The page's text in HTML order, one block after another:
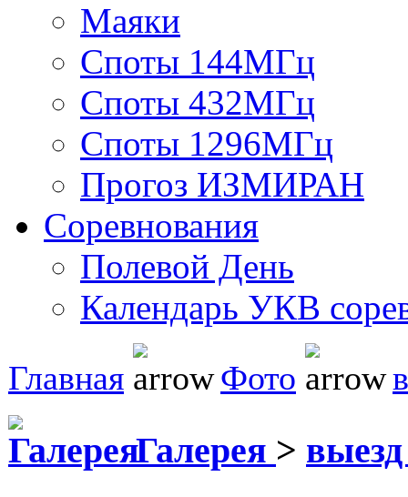
Маяки
Споты 144МГц
Споты 432МГц
Споты 1296МГц
Прогоз ИЗМИРАН
Соревнования
Полевой День
Календарь УКВ
Главная Фото
Галерея >